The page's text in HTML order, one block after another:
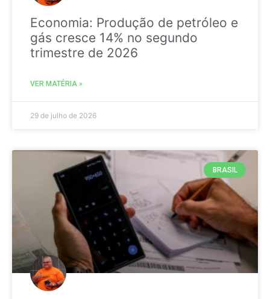
Economia: Produção de petróleo e
gás cresce 14% no segundo
trimestre de 2026
VER MATÉRIA »
29 de julho de 2026
BRASIL